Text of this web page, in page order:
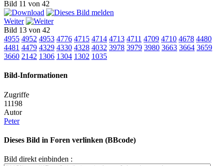
Bild 11 von 42
Weiter
Bild 13 von 42
4955 4952 4953 4776 4715 4714 4713 4711 4709 4710 4678 4480
4481 4479 4329 4330 4328 4032 3978 3979 3980 3663 3664 3659
3660 2142 1306 1304 1302 1035
Bild-Informationen
Zugriffe
11198
Autor
Peter
Dieses Bild in Foren verlinken (BBcode)
Bild direkt einbinden :